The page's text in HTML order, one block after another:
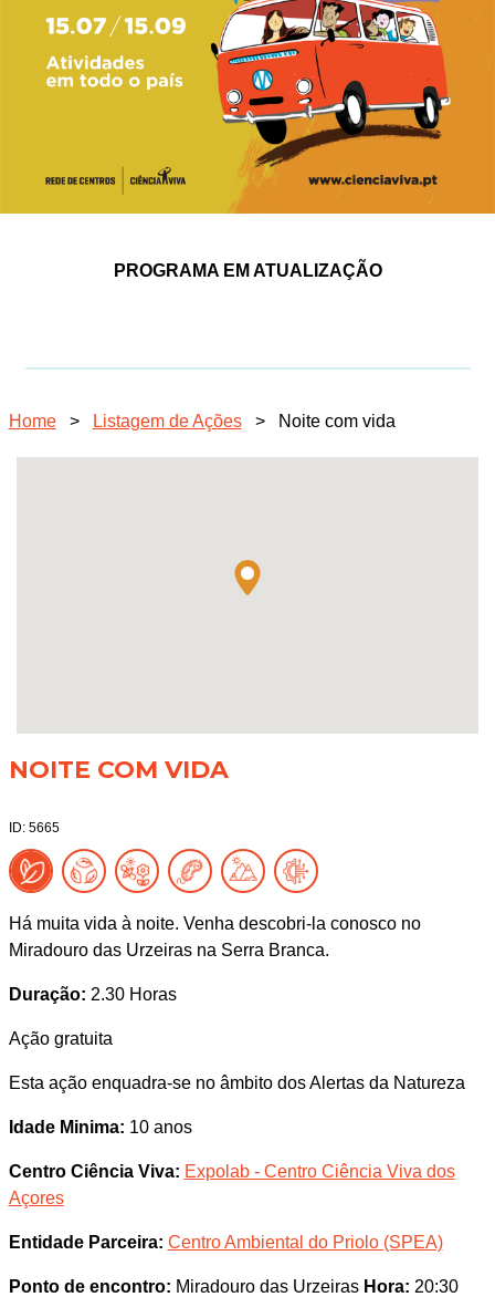
PROGRAMA EM ATUALIZAÇÃO
Home > Listagem de Ações > Noite com vida
NOITE COM VIDA
ID: 5665
Há muita vida à noite. Venha descobri-la conosco no
Miradouro das Urzeiras na Serra Branca.
Duração: 2.30 Horas
Ação gratuita
Esta ação enquadra-se no âmbito dos Alertas da Natureza
Idade Minima: 10 anos
Centro Ciência Viva: Expolab - Centro Ciência Viva dos
Açores
Entidade Parceira: Centro Ambiental do Priolo (SPEA)
Ponto de encontro: Miradouro das Urzeiras Hora: 20:30